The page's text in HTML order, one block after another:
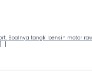
Soalnya tangki bensin motor